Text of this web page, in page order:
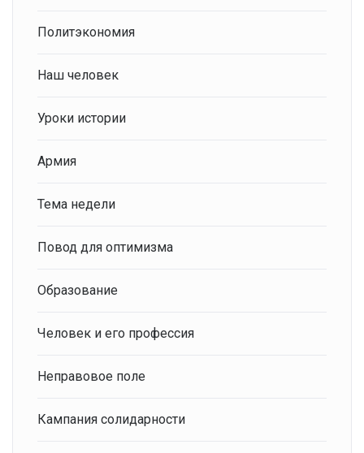
Политэкономия
Наш человек
Уроки истории
Армия
Тема недели
Повод для оптимизма
Образование
Человек и его профессия
Неправовое поле
Кампания солидарности